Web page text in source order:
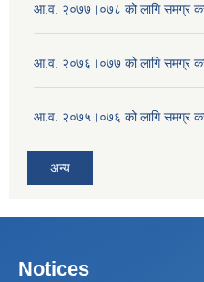
आ.व. २०७७।०७८ को लागि समग्र
आ.व. २०७६।०७७ को लागि समग्र
आ.व. २०७५।०७६ को लागि समग्र
अन्य
Notices